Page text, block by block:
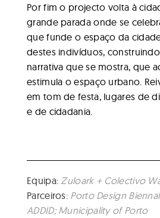
Por fim o projecto volta à
grande parada onde se
que funde o espaço da
destes indivíduos,
narrativa que se mostra, que
estimula o espaço urbano.
em tom de festa, lugares de
e de cidadania.
Equipa: Zuloark + Colectivo
Parceiros: Porto Design
ADDID; Municipality of Porto